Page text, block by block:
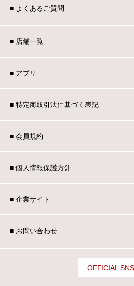
■ よくあるご質問
■ 店舗一覧
■ アプリ
■ 特定商取引法に基づく表記
■ 会員規約
■ 個人情報保護方針
■ 企業サイト
■ お問い合わせ
OFFICIAL SNS